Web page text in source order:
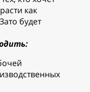
как
будет